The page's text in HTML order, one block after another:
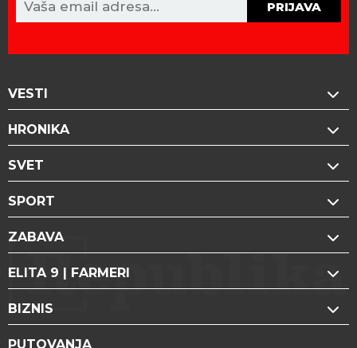
PRIJAVA
VESTI
HRONIKA
SVET
SPORT
ZABAVA
ELITA 9 | FARMERI
BIZNIS
PUTOVANJA